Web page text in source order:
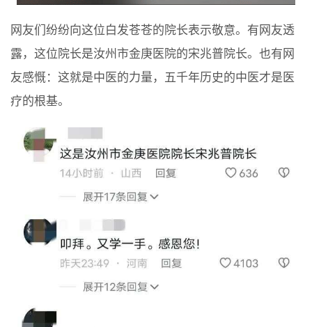
网友们纷纷向这位白发苍苍的院长表示敬意。有网友透
露，这位院长是汝州市金庚医院的宋兆普院长。也有网
友感慨：这就是中医的力量，五千年历史的中医才是医
疗的根基。